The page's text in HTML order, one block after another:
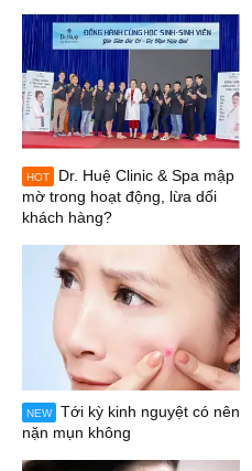
HOT
Dr. Huệ Clinic & Spa mập
mờ trong hoạt động, lừa dối
khách hàng?
NEW
Tới kỳ kinh nguyệt có nên
nặn mụn không